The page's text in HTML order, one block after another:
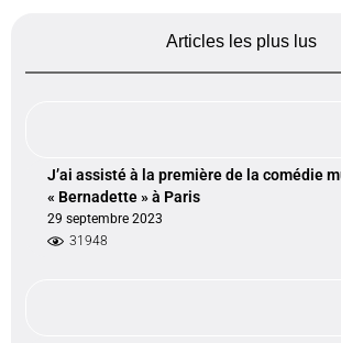
Articles les plus lus
J’ai assisté à la première de la comédie
« Bernadette » à Paris
29 septembre 2023
31948